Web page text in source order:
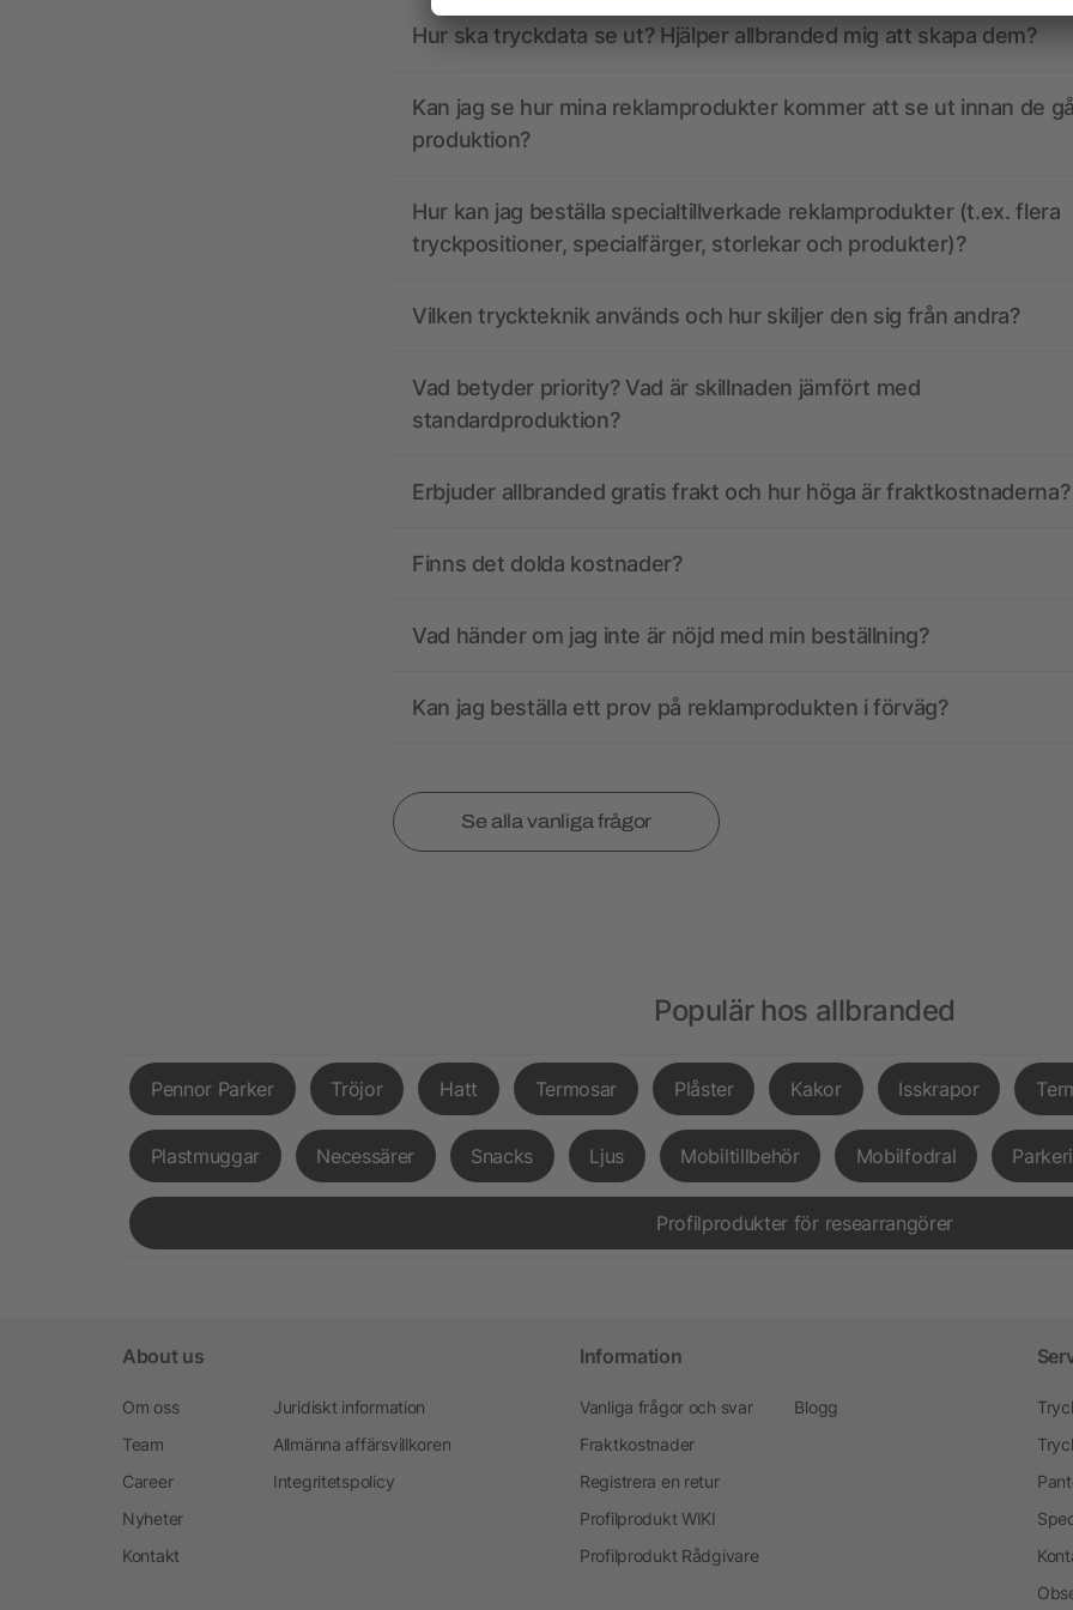
Hur ska tryckdata se ut? Hjälper allbranded mig att skapa dem?
Kan jag se hur mina reklamprodukter kommer att se ut innan de
produktion?
Hur kan jag beställa specialtillverkade reklamprodukter (t.ex. flera
tryckpositioner, specialfärger, storlekar och produkter)?
Vilken tryckteknik används och hur skiljer den sig från andra?
Vad betyder priority? Vad är skillnaden jämfört med
standardproduktion?
Erbjuder allbranded gratis frakt och hur höga är fraktkostnaderna?
Finns det dolda kostnader?
Vad händer om jag inte är nöjd med min beställning?
Kan jag beställa ett prov på reklamprodukten i förväg?
Se alla vanliga frågor
Populär hos allbranded
Pennor Parker Tröjor Hatt Termosar Plåster Kakor Isskrapor
Plastmuggar Necessärer Snacks Ljus Mobiltillbehör Mobilfodral
Profilprodukter för researrangörer
About us
Om oss
Team
Career
Nyheter
Kontakt
Juridiskt information
Allmänna affärsvillkoren
Integritetspolicy
Information
Vanliga frågor och svar
Fraktkostnader
Registrera en retur
Profilprodukt WIKI
Profilprodukt Rådgivare
Blogg